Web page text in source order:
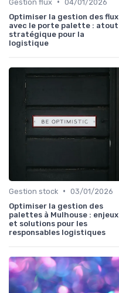
Gestion flux
04/01/2026
Optimiser la gestion des flux
avec le porte palette : atout
stratégique pour la
logistique
Gestion stock • 03/01/2026
Optimiser la gestion des
palettes à Mulhouse : enjeux
et solutions pour les
responsables logistiques